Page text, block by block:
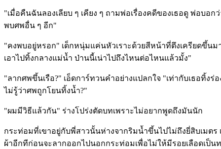
"เมื่อคืนฉันลองเลียบ ๆ เคียง ๆ ถามพ่อเรื่องคดีของเธอดู พ่อบอ
พบศพอื่น ๆ อีก"
"คงพบอยู่หรอก" เด็กหนุ่มแค่นหัวเราะด้วยสีหน้าที่ตึงเครียดขึ้น
เอาไปทิ้งกลางแม่น้ำ ป่านนี้เน่าไปถึงไหนต่อไหนแล้วมั้ง"
"ลากศพขึ้นเรือ?" เอ็ดการ์ทวนคำอย่างแปลกใจ "เท่ากับเธอทิ้งร่
ไม่รู้ว่าศพถูกโยนทิ้งน้ำ?"
"ผมมีวิธีแล้วกัน" ร่างโปร่งตัดบทเพราะไม่อยากพูดถึงมันนัก
กระท่อมที่เขาอยู่กับพี่สาวนั้นห่างจากริมน้ำขึ้นไปไม่ถึงยี่สิบเมตร
ผ้าอีกทีก่อนจะลากออกไปนอกกระท่อมเพื่อไม่ให้มีรอยเลือดเป็น